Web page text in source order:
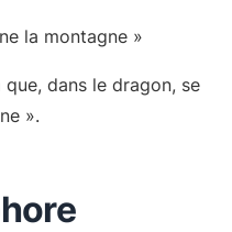
la montagne »
que, dans le dragon, se
».